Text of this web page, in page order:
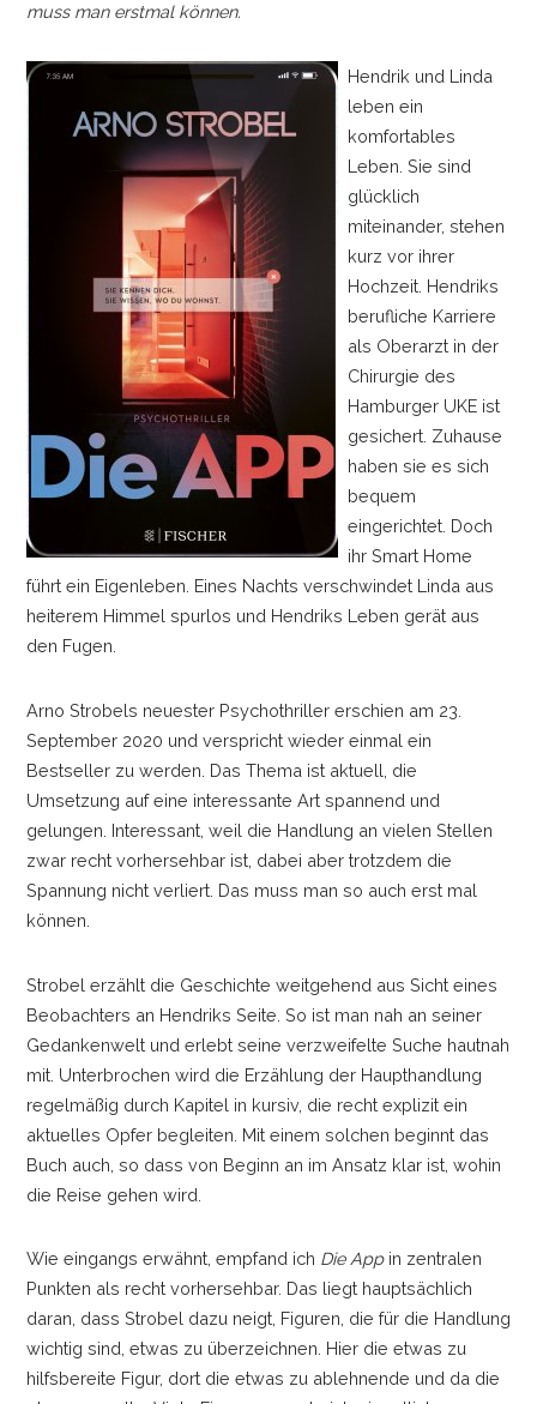
muss man erstmal können.
Hendrik und Linda
leben ein
komfortables
Leben. Sie sind
glücklich
miteinander, stehen
kurz vor ihrer
Hochzeit. Hendriks
berufliche Karriere
als Oberarzt in der
Chirurgie des
Hamburger UKE ist
gesichert. Zuhause
haben sie es sich
bequem
eingerichtet. Doch
ihr Smart Home
führt ein Eigenleben. Eines Nachts verschwindet Linda aus
heiterem Himmel spurlos und Hendriks Leben gerät aus
den Fugen.
Arno Strobels neuester Psychothriller erschien am 23.
September 2020 und verspricht wieder einmal ein
Bestseller zu werden. Das Thema ist aktuell, die
Umsetzung auf eine interessante Art spannend und
gelungen. Interessant, weil die Handlung an vielen Stellen
zwar recht vorhersehbar ist, dabei aber trotzdem die
Spannung nicht verliert. Das muss man so auch erst mal
können.
Strobel erzählt die Geschichte weitgehend aus Sicht eines
Beobachters an Hendriks Seite. So ist man nah an seiner
Gedankenwelt und erlebt seine verzweifelte Suche hautnah
mit. Unterbrochen wird die Erzählung der Haupthandlung
regelmäßig durch Kapitel in kursiv, die recht explizit ein
aktuelles Opfer begleiten. Mit einem solchen beginnt das
Buch auch, so dass von Beginn an im Ansatz klar ist, wohin
die Reise gehen wird.
Wie eingangs erwähnt, empfand ich Die Appin zentralen
Punkten als recht vorhersehbar. Das liegt hauptsächlich
daran, dass Strobel dazu neigt, Figuren, die für die Handlung
wichtig sind, etwas zu überzeichnen. Hier die etwas zu
hilfsbereite Figur, dort die etwas zu ablehnende und da die